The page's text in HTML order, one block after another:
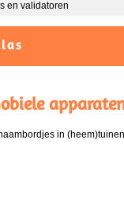
en validatoren
in